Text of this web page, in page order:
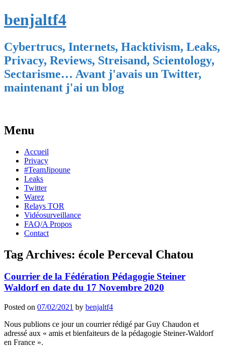
benjaltf4
Cybertrucs, Internets, Hacktivism, Leaks,
Privacy, Reviews, Streisand, Scientology,
Sectarisme… Avant j'avais un Twitter,
maintenant j'ai un blog
Menu
Skip
content
Accueil
Privacy
#TeamJipoune
Leaks
Twitter
Warez
Relays TOR
Vidéosurveillance
FAQ/A Propos
Contact
Tag Archives: école Perceval Chatou
Courrier de la Fédération Pédagogie Steiner
Waldorf en date du 17 Novembre 2020
Posted on 07/02/2021 by benjaltf4
Nous publions ce jour un courrier rédigé par Guy Chaudon et
adressé aux « amis et bienfaiteurs de la pédagogie Steiner-Waldorf
en France ».